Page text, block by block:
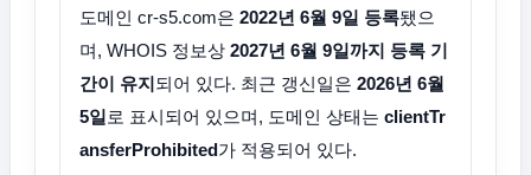
도메인 cr-s5.com은 2022년 6월 9일 등록됐으
며, WHOIS 정보상 2027년 6월 9일까지 등록 기
간이 유지되어 있다. 최근 갱신일은 2026년 6월
5일 로 표시되어 있으며, 도메인 상태는 clientTr
ansferProhibited가 적용되어 있다.